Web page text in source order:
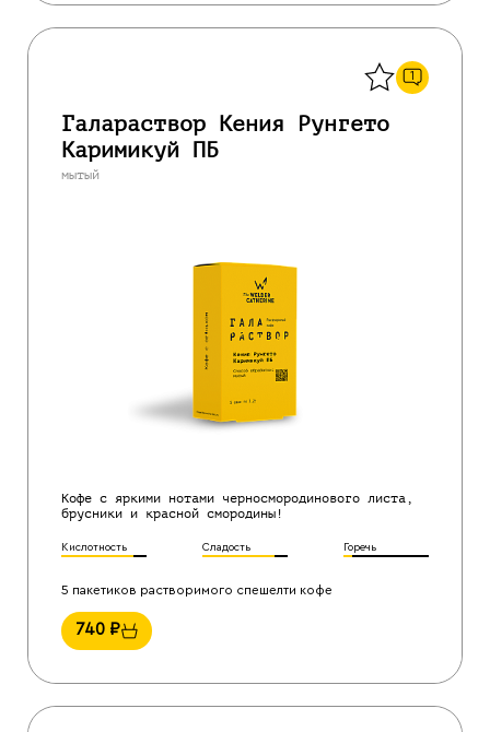
1
Галараствор Кения Рунгето
Каримикуй ПБ
мытый
Кофе с яркими нотами черносмородинового листа,
брусники и красной смородины!
Кислотность Сладость Горечь
5 пакетиков растворимого спешелти кофе
740 ₽